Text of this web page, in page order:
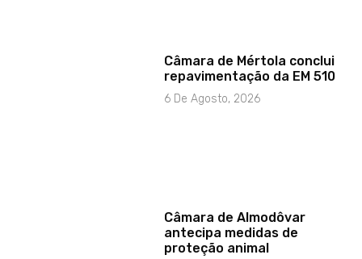
Câmara de Mértola conclui
repavimentação da EM 510
6 De Agosto, 2026
Câmara de Almodôvar
antecipa medidas de
proteção animal